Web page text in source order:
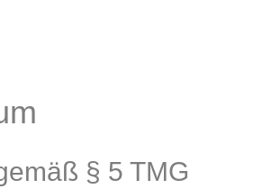
§ 5 TMG